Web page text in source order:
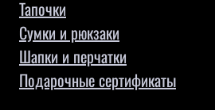
Тапочки
Сумки и рюкзаки
Шапки и перчатки
Подарочные сертификаты